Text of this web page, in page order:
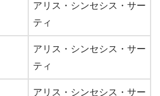
アリス・シンセシス・サー
ティ
アリス・シンセシス・サー
ティ
アリス・シンセシス・サー